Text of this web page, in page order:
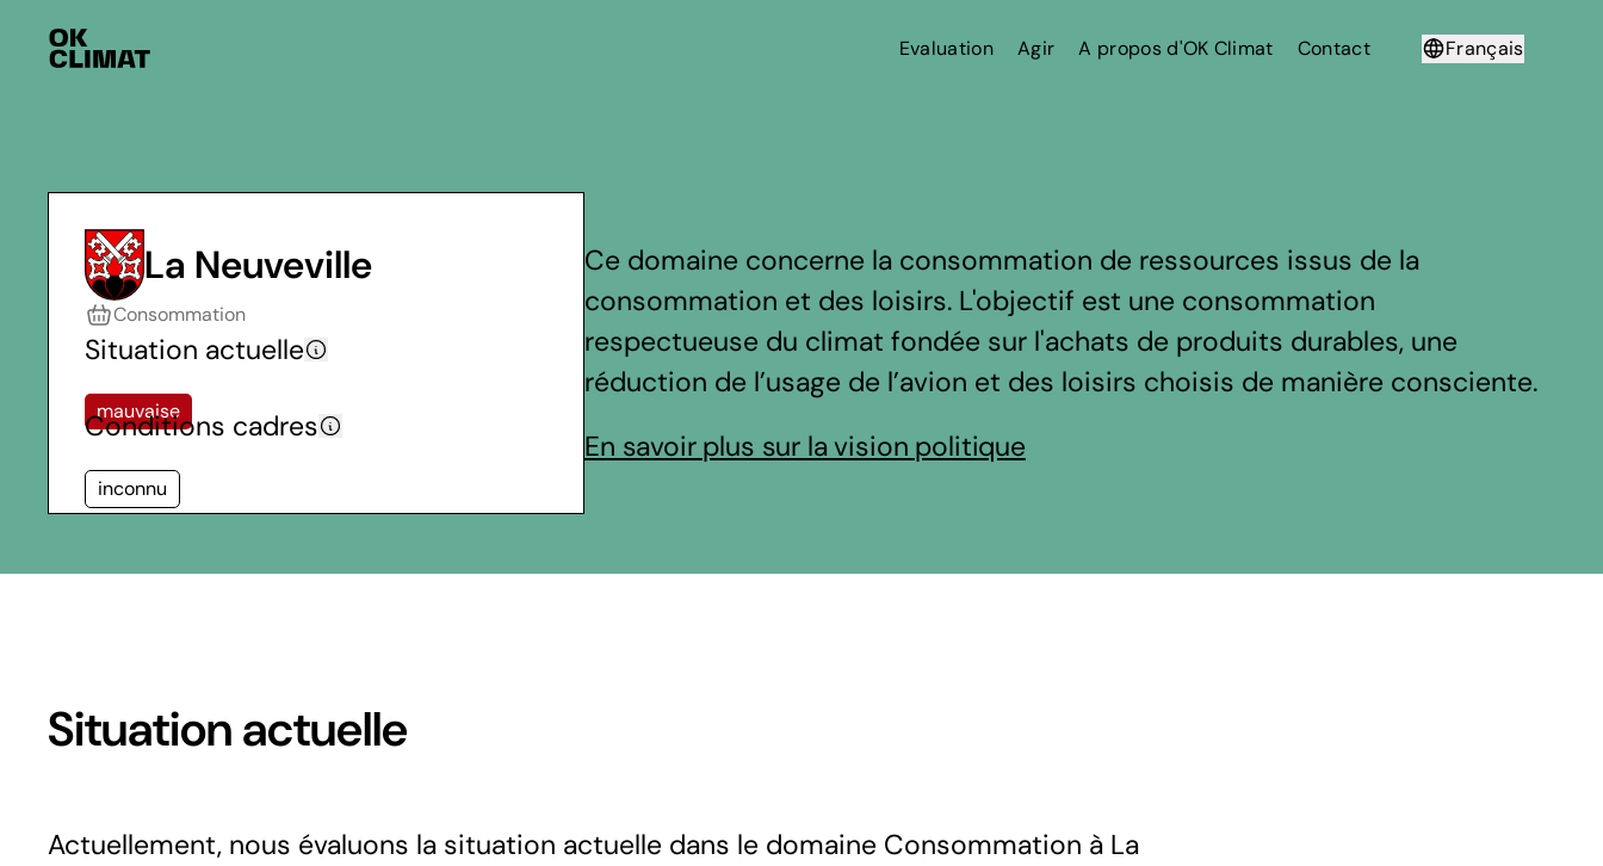
Evaluation Agir A propos d'OK Climat Contact
Français
La Neuveville
Consommation
Situation actuelle
mauvaise
Conditions cadres
inconnu
Ce domaine concerne la consommation de ressources issus de la
consommation et des loisirs. L'objectif est une consommation
respectueuse du climat fondée sur l'achats de produits durables, une
réduction de l’usage de l’avion et des loisirs choisis de manière consciente.
En savoir plus sur la vision politique
Situation actuelle
Actuellement, nous évaluons la situation actuelle dans le domaine Consommation à La